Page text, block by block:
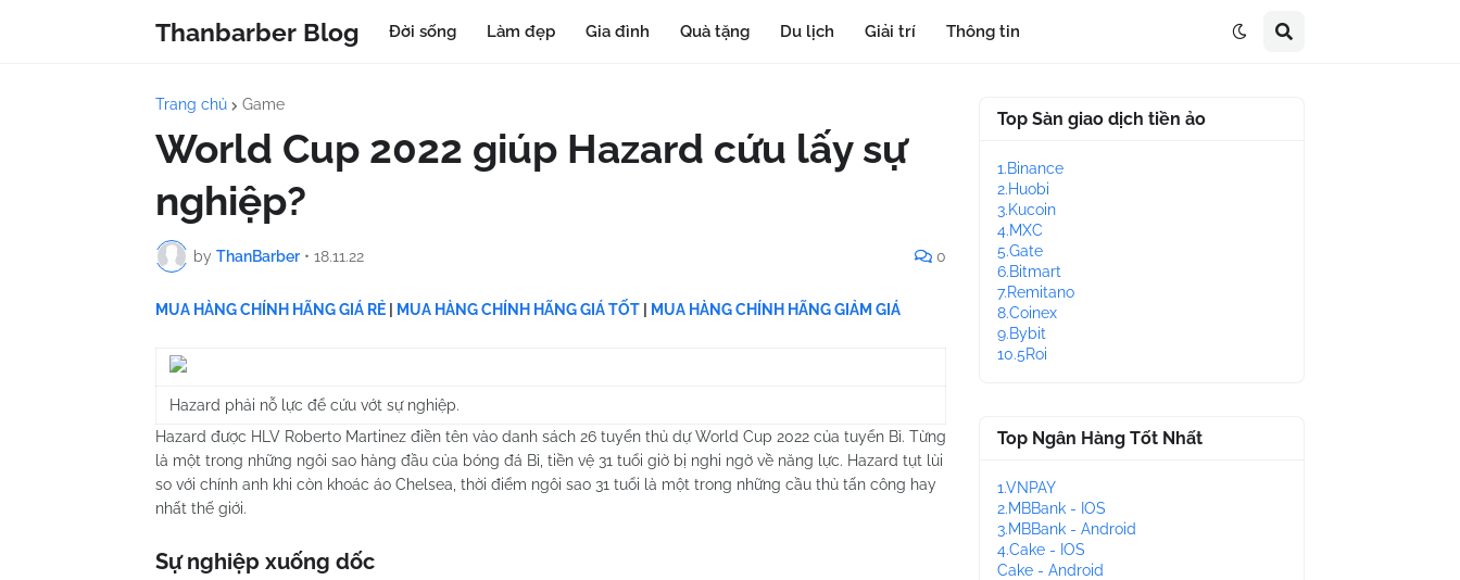
Thanbarber Blog Đời sống Làm đẹp Gia đình Quà tặng Du lịch Giải trí Thông tin
Trang chủ Game
World Cup 2022 giúp Hazard cứu lấy sự
nghiệp?
by ThanBarber • 18.11.22 0
MUA HÀNG CHÍNH HÃNG GIÁ RẺ MUA HÀNG CHÍNH HÃNG GIÁ TỐT MUA HÀNG CHÍNH HÃNG GIẢM GIÁ
Hazard phải nỗ lực để cứu vớt sự nghiệp.
Hazard được HLV Roberto Martinez điền tên vào danh sách 26 tuyển thủ dự World Cup 2022 của tuyển Bỉ. Từng
là một trong những ngôi sao hàng đầu của bóng đá Bỉ, tiền vệ 31 tuổi giờ bị nghi ngờ về năng lực. Hazard tụt lùi
so với chính anh khi còn khoác áo Chelsea, thời điểm ngôi sao 31 tuổi là một trong những cầu thủ tấn công hay
nhất thế giới.
Sự nghiệp xuống dốc
Top Sàn giao dịch tiền ảo
1.Binance
2.Huobi
3.Kucoin
4.MXC
5.Gate
6.Bitmart
7.Remitano
8.Coinex
9.Bybit
10.5Roi
Top Ngân Hàng Tốt Nhất
1.VNPAY
2.MBBank - IOS
3.MBBank - Android
4.Cake - IOS
Cake - Android